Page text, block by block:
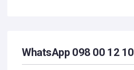
WhatsApp 098 00 12 10